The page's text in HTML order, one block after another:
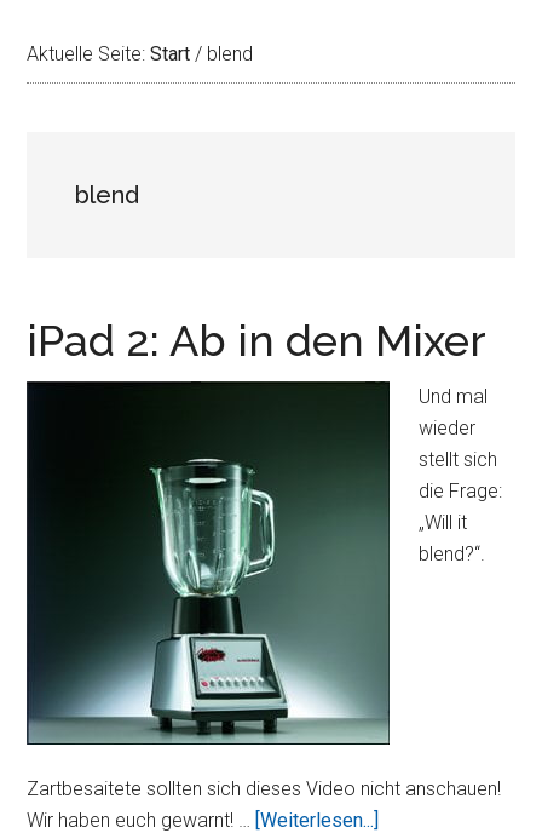
Aktuelle Seite:Start / blend
blend
iPad 2: Ab in den Mixer
Und mal
wieder
stellt sich
die Frage:
„Will it
blend?“.
Zartbesaitete sollten sich dieses Video nicht anschauen!
Wir haben euch gewarnt! … [Weiterlesen...]